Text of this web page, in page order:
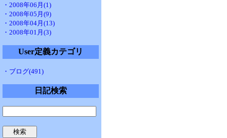
・2008年06月(1)
・2008年05月(9)
・2008年04月(13)
・2008年01月(3)
User定義カテゴリ
・ブログ(491)
日記検索